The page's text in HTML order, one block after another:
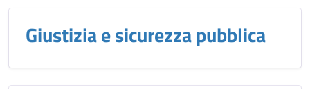
Giustizia e sicurezza pubblica